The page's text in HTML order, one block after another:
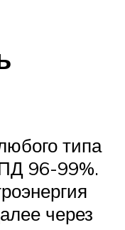
типа
96-99%.
через